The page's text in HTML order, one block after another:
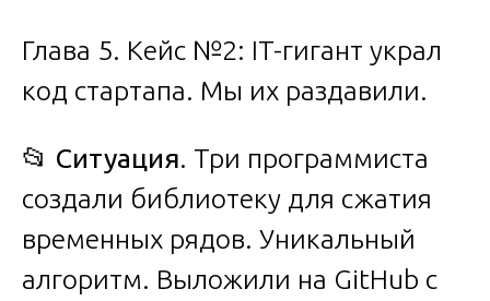
Глава 5. Кейс №2: IT-гигант украл
код стартапа. Мы их раздавили.
📂 Ситуация. Три программиста
создали библиотеку для сжатия
временных рядов. Уникальный
алгоритм. Выложили на GitHub с